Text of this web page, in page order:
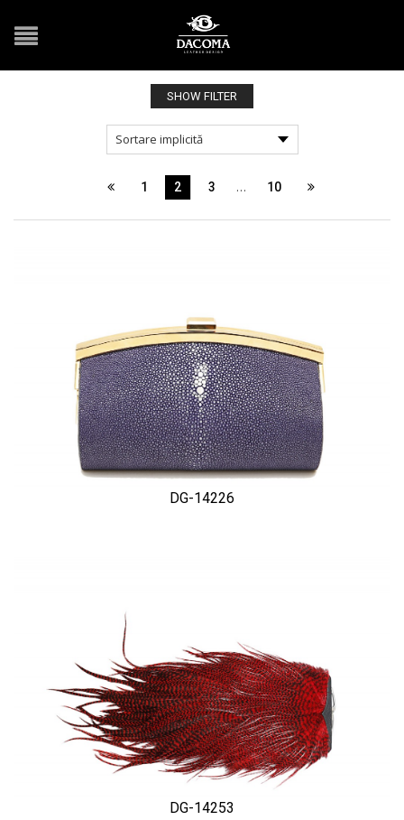
SHOW FILTER
1 2 3 … 10
DG-14226
DG-14253